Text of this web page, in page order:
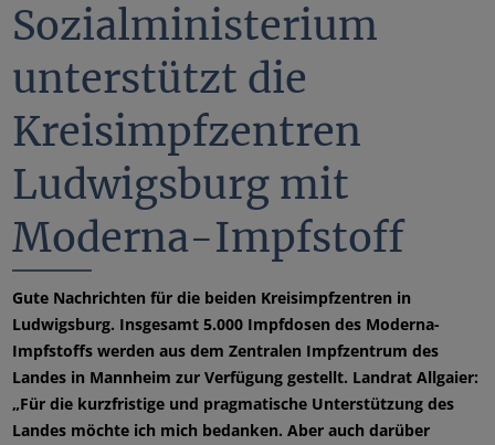
Sozialministerium
unterstützt die
Kreisimpfzentren
Ludwigsburg mit
Moderna-Impfstoff
Gute Nachrichten für die beiden Kreisimpfzentren in
Ludwigsburg. Insgesamt 5.000 Impfdosen des Moderna-
Impfstoffs werden aus dem Zentralen Impfzentrum des
Landes in Mannheim zur Verfügung gestellt. Landrat Allgaier:
„Für die kurzfristige und pragmatische Unterstützung des
Landes möchte ich mich bedanken. Aber auch darüber